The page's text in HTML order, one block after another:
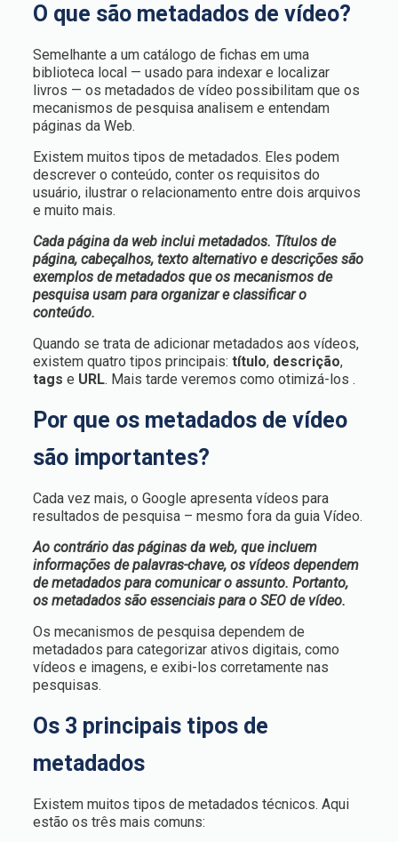
O que são metadados de vídeo?
Semelhante a um catálogo de fichas em uma
biblioteca local — usado para indexar e localizar
livros — os metadados de vídeo possibilitam que os
mecanismos de pesquisa analisem e entendam
páginas da Web.
Existem muitos tipos de metadados. Eles podem
descrever o conteúdo, conter os requisitos do
usuário, ilustrar o relacionamento entre dois arquivos
e muito mais.
Cada página da web inclui metadados. Títulos de
página, cabeçalhos, texto alternativo e descrições são
exemplos de metadados que os mecanismos de
pesquisa usam para organizar e classificar o
conteúdo.
Quando se trata de adicionar metadados aos vídeos,
existem quatro tipos principais: título, descrição,
tags e URL. Mais tarde veremos como otimizá-los .
Por que os metadados de vídeo
são importantes?
Cada vez mais, o Google apresenta vídeos para
resultados de pesquisa – mesmo fora da guia Vídeo.
Ao contrário das páginas da web, que incluem
informações de palavras-chave, os vídeos dependem
de metadados para comunicar o assunto. Portanto,
os metadados são essenciais para o SEO de vídeo.
Os mecanismos de pesquisa dependem de
metadados para categorizar ativos digitais, como
vídeos e imagens, e exibi-los corretamente nas
pesquisas.
Os 3 principais tipos de
metadados
Existem muitos tipos de metadados técnicos. Aqui
estão os três mais comuns: